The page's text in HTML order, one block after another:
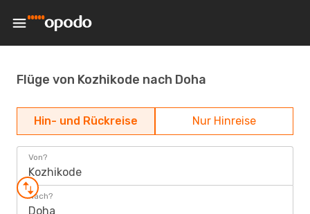
Flüge von Kozhikode nach Doha
Hin- und Rückreise Nur Hinreise
Von?
Kozhikode
Nach?
Doha